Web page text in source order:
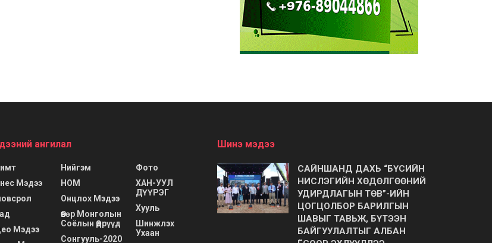
ангилал
Мэдээ
Мэдээ
Нийгэм
НОМ
Онцлох Мэдээ
Өвөр Монголын
Соёлын Өдрүүд
Сонгууль-2020
Фото
ХАН-УУЛ
ДҮҮРЭГ
Хууль
Шинжлэх
Ухаан
Шинэ мэдээ
САЙНШАНД ДАХЬ “БҮСИЙН
НИСЛЭГИЙН ХӨДӨЛГӨӨНИЙ
УДИРДЛАГЫН ТӨВ”-ИЙН
ЦОГЦОЛБОР БАРИЛГЫН
ШАВЫГ ТАВЬЖ, БҮТЭЭН
БАЙГУУЛАЛТЫГ АЛБАН